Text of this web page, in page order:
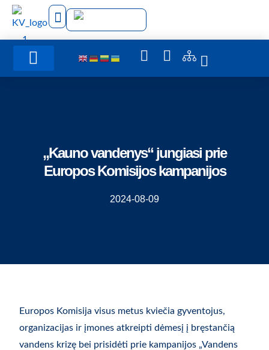
„Kauno vandenys“ jungiasi prie
Europos Komisijos kampanijos
2024-08-09
Europos Komisija visus metus kviečia gyventojus,
organizacijas ir įmones atkreipti dėmesį į bręstančią
vandens krizę bei prisidėti prie kampanijos „Vandens